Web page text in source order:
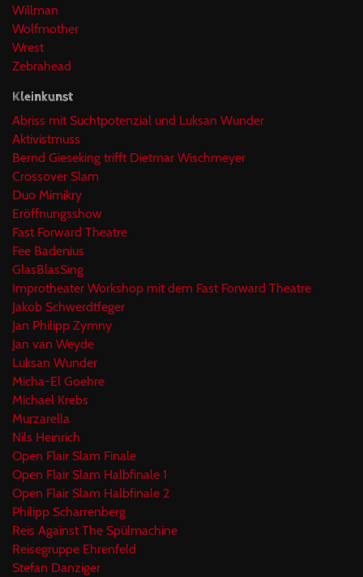
Willman
Wolfmother
Wrest
Zebrahead
Kleinkunst
Abriss mit Suchtpotenzial und Luksan Wunder
Aktivistmuss
Bernd Gieseking trifft Dietmar Wischmeyer
Crossover Slam
Duo Mimikry
Eröffnungsshow
Fast Forward Theatre
Fee Badenius
GlasBlasSing
Improtheater Workshop mit dem Fast Forward Theatre
Jakob Schwerdtfeger
Jan Philipp Zymny
Jan van Weyde
Luksan Wunder
Micha-El Goehre
Michael Krebs
Murzarella
Nils Heinrich
Open Flair Slam Finale
Open Flair Slam Halbfinale 1
Open Flair Slam Halbfinale 2
Philipp Scharrenberg
Reis Against The Spülmachine
Reisegruppe Ehrenfeld
Stefan Danziger